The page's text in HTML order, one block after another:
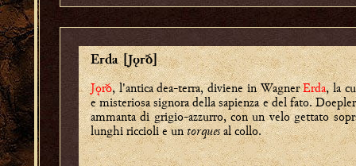
Erda [Jǫrð]
Jǫrð, l'antica dea-terra, diviene in WagnerErda, la
e misteriosa signora della sapienza e del fato.
ammanta di grigio-azzurro, con un velo gettato
lunghi riccioli e untorquesal collo.